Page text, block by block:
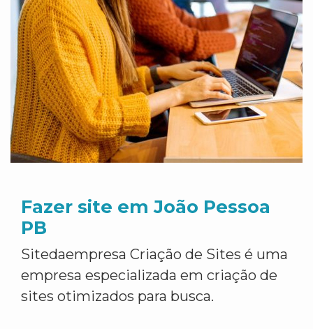
Fazer site em João Pessoa
PB
Sitedaempresa Criação de Sites é uma
empresa especializada em criação de
sites otimizados para busca.